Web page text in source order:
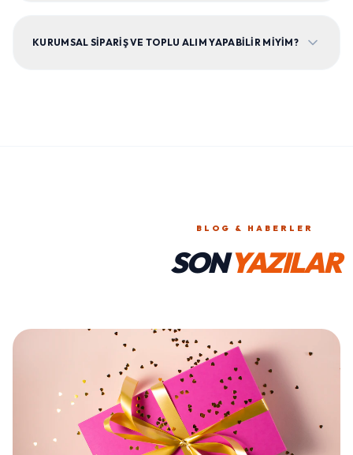
KURUMSAL SIPARIŞ VE TOPLU ALIM YAPABILIR MIYIM?
BLOG & HABERLER
SONYAZILAR